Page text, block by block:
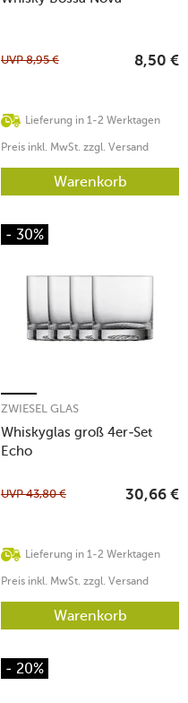
Lieferung in 1-2 Werktagen
UVP8,95 € 8,50 €
Preis inkl. MwSt. zzgl. Versand
Warenkorb
- 30%
Whiskyglas groß 4er-Set
Echo
ZWIESEL GLAS
Lieferung in 1-2 Werktagen
UVP43,80 € 30,66 €
Preis inkl. MwSt. zzgl. Versand
Warenkorb
- 20%